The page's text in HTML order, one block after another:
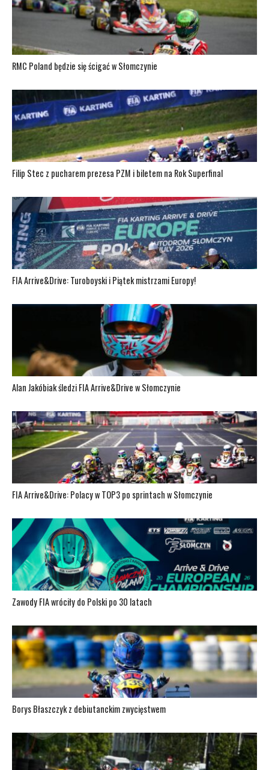
RMC Poland będzie się ścigać w Słomczynie
Filip Stec z pucharem prezesa PZM i biletem na Rok Superfinal
FIA Arrive&Drive: Turoboyski i Piątek mistrzami Europy!
Alan Jakóbiak śledzi FIA Arrive&Drive w Słomczynie
FIA Arrive&Drive: Polacy w TOP3 po sprintach w Słomczynie
Zawody FIA wróciły do Polski po 30 latach
Borys Błaszczyk z debiutanckim zwycięstwem